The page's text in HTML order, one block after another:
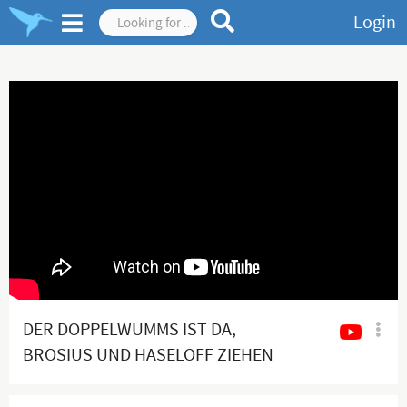
Login
DER DOPPELWUMMS IST DA,
BROSIUS UND HASELOFF ZIEHEN